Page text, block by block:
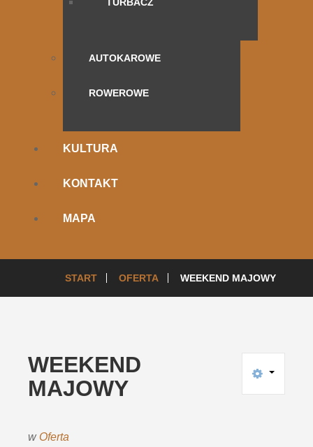
AUTOKAROWE
ROWEROWE
KULTURA
KONTAKT
MAPA
START OFERTA WEEKEND MAJOWY
WEEKEND
MAJOWY
w Oferta